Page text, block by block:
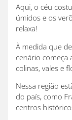
Aqui, o céu
úmidos e os
relaxa!
À medida que
cenário começa
colinas, vales e
Nessa região
do país, como
centros